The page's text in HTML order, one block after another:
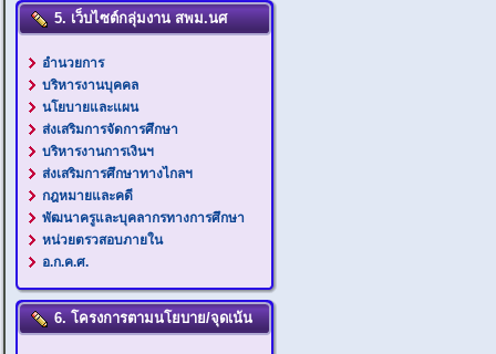
5. เว็บไซต์กลุ่มงาน สพม.นศ
อำนวยการ
บริหารงานบุคคล
นโยบายและแผน
ส่งเสริมการจัดการศึกษา
บริหารงานการเงินฯ
ส่งเสริมการศึกษาทางไกลฯ
กฎหมายและคดี
พัฒนาครูและบุคลากรทางการศึกษา
หน่วยตรวสอบภายใน
อ.ก.ค.ศ.
6. โครงการตามนโยบาย/จุดเน้น